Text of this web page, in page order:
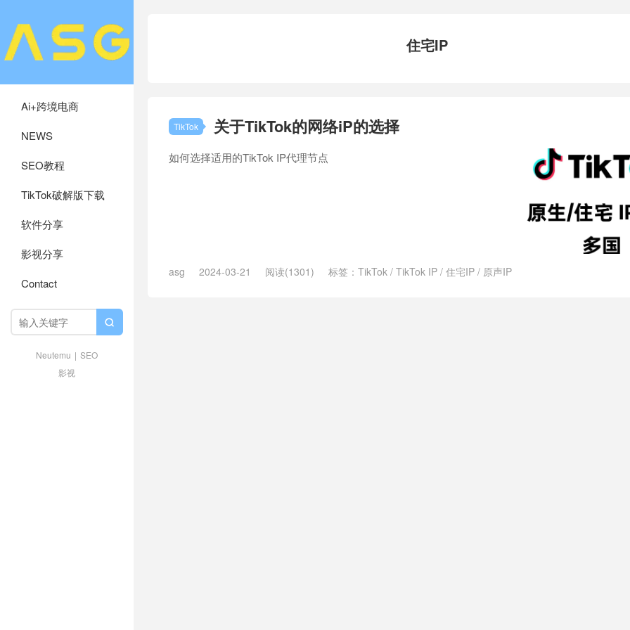
Ai+跨境电商
NEWS
SEO教程
TikTok破解版下载
软件分享
影视分享
Contact

Neutemu | SEO
影视
住宅IP
TikTok 关于TikTok的网络iP的选择
如何选择适用的TikTok IP代理节点
asg 2024-03-21 阅读(1301) 标签： TikTok / TikTok IP / 住宅IP / 原声IP